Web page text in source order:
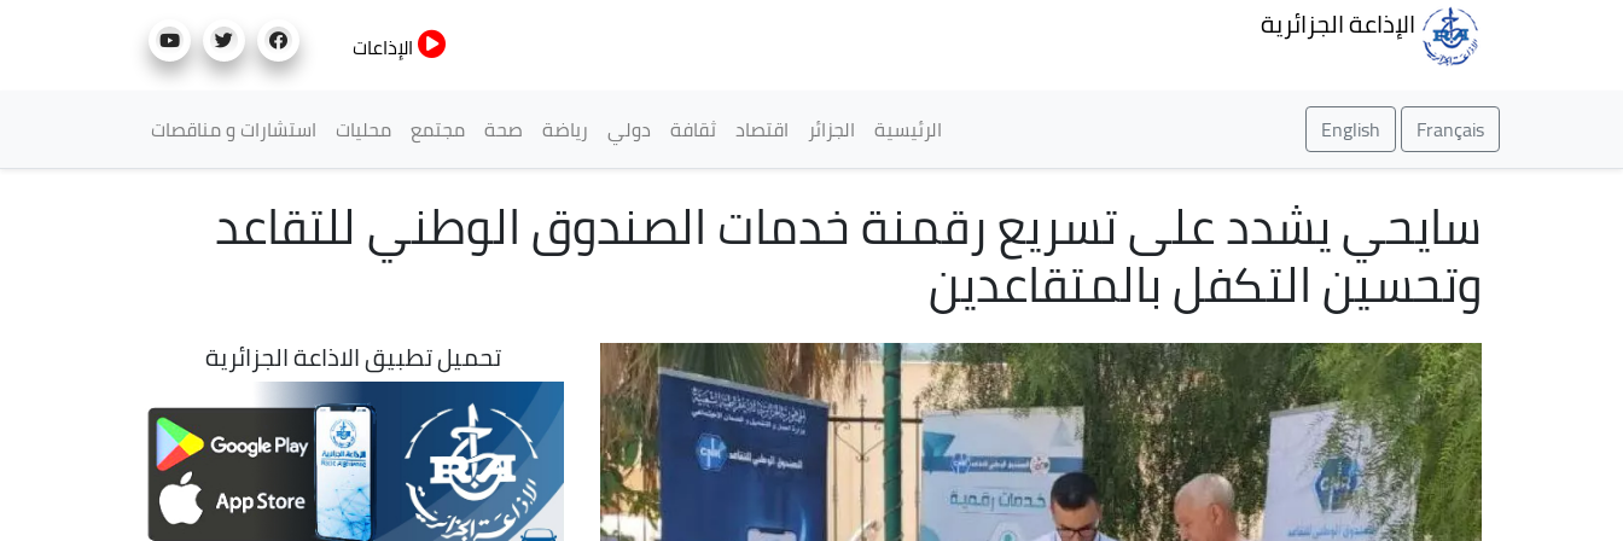
الإذاعة الجزائرية
الإذاعات
Français
English القائمة الرئيسية
الرئيسية الجزائر اقتصاد ثقافة دولي رياضة صحة مجتمع محليات استشارات و مناقصات
سايحي يشدد على تسريع رقمنة خدمات الصندوق الوطني للتقاعد
وتحسين التكفل بالمتقاعدين
تحميل تطبيق الاذاعة الجزائرية